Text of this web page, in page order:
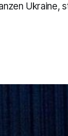
Ukraine,